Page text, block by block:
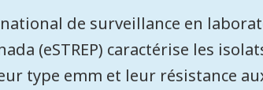
de surveillance en
(eSTREP) caractérise les
type emm et leur résistance